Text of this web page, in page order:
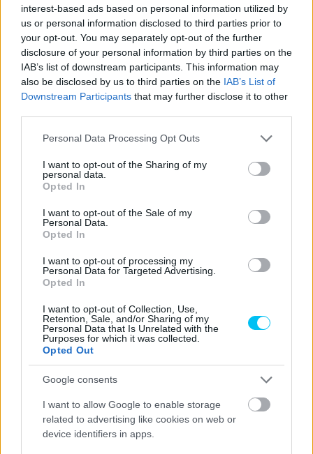
interest-based ads based on personal information utilized by
us or personal information disclosed to third parties prior to
your opt-out. You may separately opt-out of the further
disclosure of your personal information by third parties on the
IAB’s list of downstream participants. This information may
also be disclosed by us to third parties on the IAB’s List of
Downstream Participants that may further disclose it to other
Please note that this website/app uses one or more Google
not limited to your visit or usage behaviour. You may click to
grant or deny consent to Google and its third-party tags to
use your data for below specified purposes in below Google
consent section.
Personal Data Processing Opt Outs
I want to opt-out of the Sharing of my
personal data.
Opted In
I want to opt-out of the Sale of my
Personal Data.
Opted In
I want to opt-out of processing my
Personal Data for Targeted Advertising.
Opted In
I want to opt-out of Collection, Use,
Retention, Sale, and/or Sharing of my
Personal Data that Is Unrelated with the
Purposes for which it was collected.
Opted Out
Google consents
I want to allow Google to enable storage
related to advertising like cookies on web or
device identifiers in apps.
CIMKÉK Ducati gumi KK Massimo Bartolini
MotoGP
Yamaha
mindig nőtt fel a feladathoz a
visszavonuláson, de
befejezni
Sebők Máté